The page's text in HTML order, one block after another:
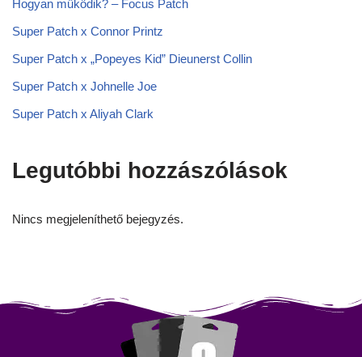
Hogyan működik? – Focus Patch
Super Patch x Connor Printz
Super Patch x „Popeyes Kid” Dieunerst Collin
Super Patch x Johnelle Joe
Super Patch x Aliyah Clark
Legutóbbi hozzászólások
Nincs megjeleníthető bejegyzés.